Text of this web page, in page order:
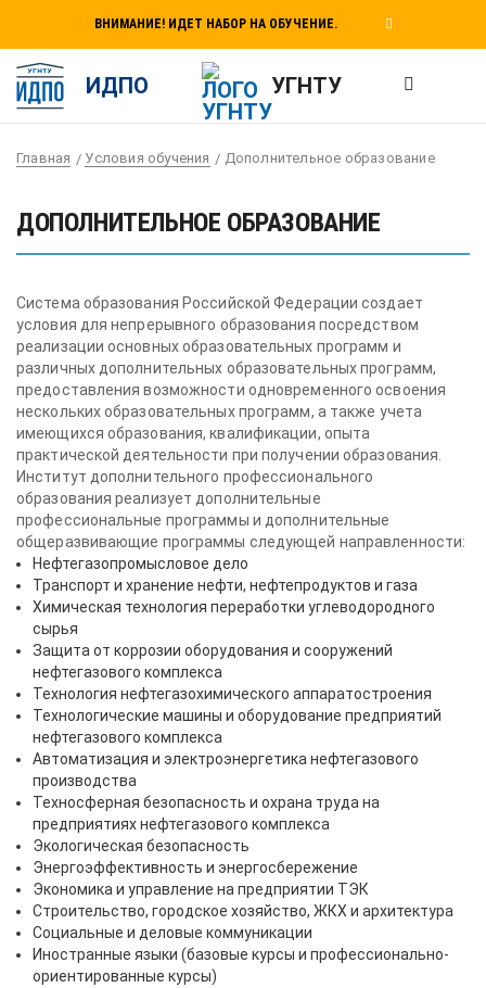
ВНИМАНИЕ! ИДЕТ НАБОР НА ОБУЧЕНИЕ.
ИДПО УГНТУ
Главная Условия обучения Дополнительное образование
ДОПОЛНИТЕЛЬНОЕ ОБРАЗОВАНИЕ
Система образования Российской Федерации создает
условия для непрерывного образования посредством
реализации основных образовательных программ и
различных дополнительных образовательных программ,
предоставления возможности одновременного освоения
нескольких образовательных программ, а также учета
имеющихся образования, квалификации, опыта
практической деятельности при получении образования.
Институт дополнительного профессионального
образования реализует дополнительные
профессиональные программы и дополнительные
общеразвивающие программы следующей направленности:
Нефтегазопромысловое дело
Транспорт и хранение нефти, нефтепродуктов и газа
Химическая технология переработки углеводородного
сырья
Защита от коррозии оборудования и сооружений
нефтегазового комплекса
Технология нефтегазохимического аппаратостроения
Технологические машины и оборудование предприятий
нефтегазового комплекса
Автоматизация и электроэнергетика нефтегазового
производства
Техносферная безопасность и охрана труда на
предприятиях нефтегазового комплекса
Экологическая безопасность
Энергоэффективность и энергосбережение
Экономика и управление на предприятии ТЭК
Строительство, городское хозяйство, ЖКХ и архитектура
Социальные и деловые коммуникации
Иностранные языки (базовые курсы и профессионально-
ориентированные курсы)